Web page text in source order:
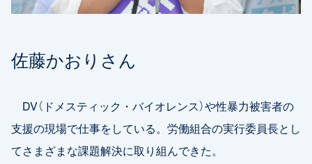
佐藤かおりさん
DV（ドメスティック・バイオレンス）や性暴力被害者の
支援の現場で仕事をしている。労働組合の実行委員長とし
てさまざまな課題解決に取り組んできた。